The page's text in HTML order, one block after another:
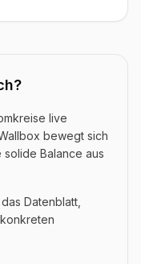
live
bewegt sich
Balance aus
Datenblatt,